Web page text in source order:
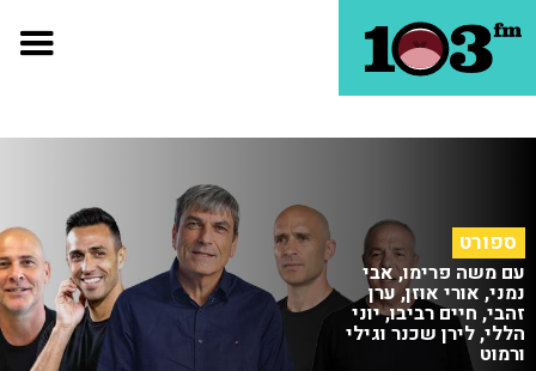
ספורט
עם משה פרימו, אבי
נמני, אורי אוזן, ערן
זהבי, חיים רביבו, יוני
הללי, לירן שכנר וגילי
ורמוט